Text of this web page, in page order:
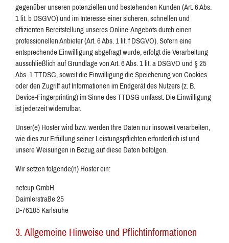
gegenüber unseren potenziellen und bestehenden Kunden (Art. 6 Abs.
1 lit. b DSGVO) und im Interesse einer sicheren, schnellen und
effizienten Bereitstellung unseres Online-Angebots durch einen
professionellen Anbieter (Art. 6 Abs. 1 lit. f DSGVO). Sofern eine
entsprechende Einwilligung abgefragt wurde, erfolgt die Verarbeitung
ausschließlich auf Grundlage von Art. 6 Abs. 1 lit. a DSGVO und § 25
Abs. 1 TTDSG, soweit die Einwilligung die Speicherung von Cookies
oder den Zugriff auf Informationen im Endgerät des Nutzers (z. B.
Device-Fingerprinting) im Sinne des TTDSG umfasst. Die Einwilligung
ist jederzeit widerrufbar.
Unser(e) Hoster wird bzw. werden Ihre Daten nur insoweit verarbeiten,
wie dies zur Erfüllung seiner Leistungspflichten erforderlich ist und
unsere Weisungen in Bezug auf diese Daten befolgen.
Wir setzen folgende(n) Hoster ein:
netcup GmbH
Daimlerstraße 25
D-76185 Karlsruhe
3. Allgemeine Hinweise und Pflicht­informationen